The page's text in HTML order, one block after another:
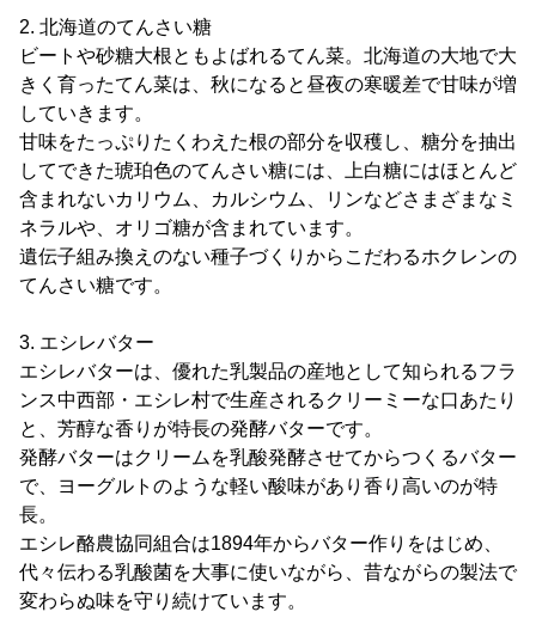
2. 北海道のてんさい糖
ビートや砂糖大根ともよばれるてん菜。北海道の大地で大
きく育ったてん菜は、秋になると昼夜の寒暖差で甘味が増
していきます。
甘味をたっぷりたくわえた根の部分を収穫し、糖分を抽出
してできた琥珀色のてんさい糖には、上白糖にはほとんど
含まれないカリウム、カルシウム、リンなどさまざまなミ
ネラルや、オリゴ糖が含まれています。
遺伝子組み換えのない種子づくりからこだわるホクレンの
てんさい糖です。
3. エシレバター
エシレバターは、優れた乳製品の産地として知られるフラ
ンス中西部・エシレ村で生産されるクリーミーな口あたり
と、芳醇な香りが特長の発酵バターです。
発酵バターはクリームを乳酸発酵させてからつくるバター
で、ヨーグルトのような軽い酸味があり香り高いのが特
長。
エシレ酪農協同組合は1894年からバター作りをはじめ、
代々伝わる乳酸菌を大事に使いながら、昔ながらの製法で
変わらぬ味を守り続けています。